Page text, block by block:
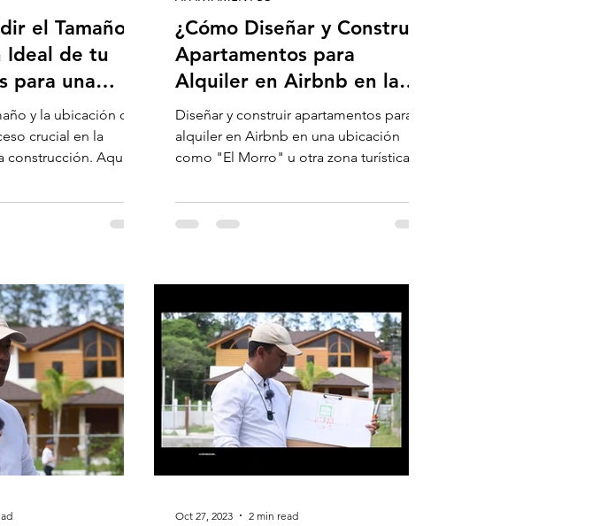
el Tamaño y
Ideal de tu
para una
Exitosa.
y la ubicación de
crucial en la
construcción. Aquí
¿Cómo Diseñar y Construir
Apartamentos para
Alquiler en Airbnb en la
Mágica Ubicación de 'El
Morro'?
Diseñar y construir apartamentos para
alquiler en Airbnb en una ubicación
como "El Morro" u otra zona turística
Oct 27, 2023 2 min read